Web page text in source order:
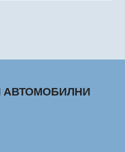
АВТОМОБИЛНИ